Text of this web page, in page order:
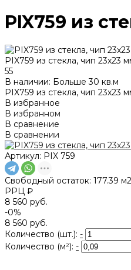
PIX759 из
PIX759 из стекла, чип 23x23
55
В наличии: Больше 30 кв.м
PIX759 из стекла, чип 23x23
В избранное
В избранном
В сравнение
В сравнении
Артикул: PIX 759
Свободный остаток: 177.39 м2
РРЦ ₽
8 560 руб.
-0%
8 560 руб.
Количество (шт.): -
Количество (м²): -